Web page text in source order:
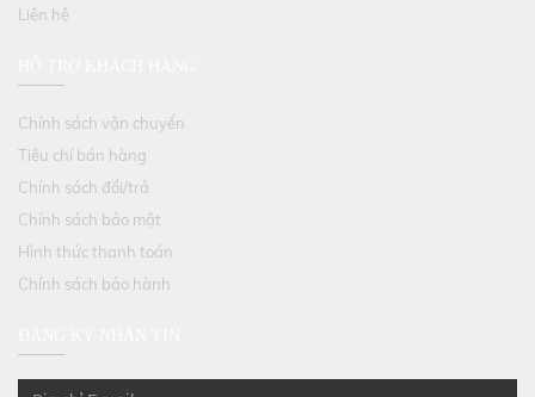
Liên hệ
Chính sách vận chuyển
Tiêu chí bán hàng
Chính sách đổi/trả
Chính sách bảo mật
Hình thức thanh toán
Chính sách bảo hành